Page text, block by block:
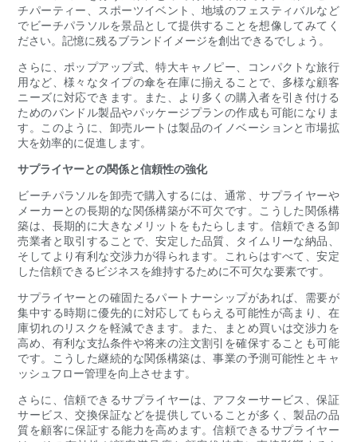
チパーティー、スポーツイベント、地域のフェスティバルなど
でビーチパラソルを景品として提供することを想像してみてく
ださい。記憶に残るブランドイメージを創出できるでしょう。
さらに、ポップアップ式、特大キャノピー、コンパクトな旅行
用など、様々なタイプの傘を在庫に揃えることで、多様な顧客
ニーズに対応できます。また、より多くの購入者を引き付ける
ためのバンドル製品やパッケージプランの作成も可能になりま
す。このように、卸売ルートは製品のイノベーションと市場拡
大を効率的に促進します。
サプライヤーとの関係と信頼性の強化
ビーチパラソルを卸売で購入するには、通常、サプライヤーや
メーカーとの長期的な関係構築が不可欠です。こうした関係構
築は、長期的に大きなメリットをもたらします。信頼できる卸
売業者と取引することで、安定した品質、タイムリーな納品、
そしてより有利な交渉力が得られます。これらはすべて、安定
した信頼できるビジネスを維持するために不可欠な要素です。
サプライヤーとの確固たるパートナーシップがあれば、需要が
集中する時期に優先的に対応してもらえる可能性が高まり、在
庫切れのリスクを軽減できます。また、まとめ買いは交渉力を
高め、有利な支払条件や将来の注文割引を確保することも可能
です。こうした継続的な関係構築は、事業の予測可能性とキャ
ッシュフロー管理を向上させます。
さらに、信頼できるサプライヤーは、アフターサービス、保証
サービス、交換保証などを提供していることが多く、製品の品
質を顧客に保証する能力を高めます。信頼できるサプライヤー